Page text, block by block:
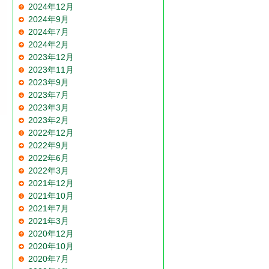
2024年12月
2024年9月
2024年7月
2024年2月
2023年12月
2023年11月
2023年9月
2023年7月
2023年3月
2023年2月
2022年12月
2022年9月
2022年6月
2022年3月
2021年12月
2021年10月
2021年7月
2021年3月
2020年12月
2020年10月
2020年7月